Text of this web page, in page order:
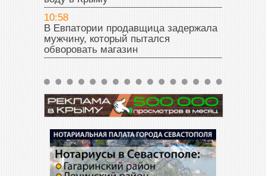
10:58
В Евпатории продавщица задержала
мужчину, который пытался
обворовать магазин